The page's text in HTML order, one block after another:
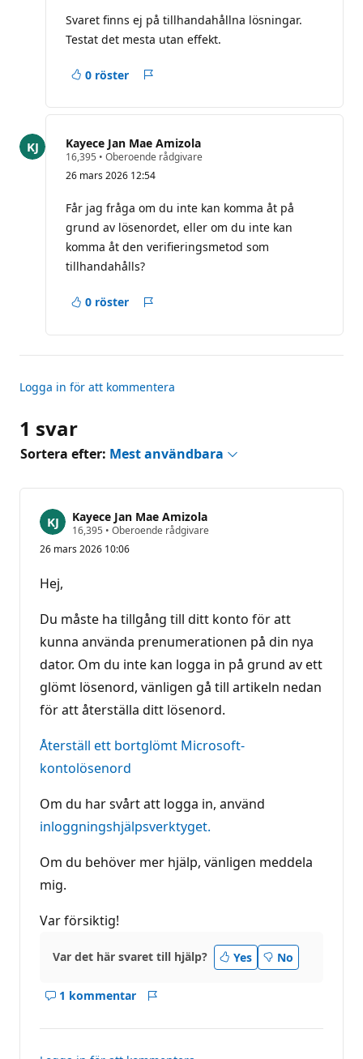
e
s
p
n
Svaret finns ej på tillhandahållna lösningar.
Testat det mesta utan effekt.
0 röster
Kayece Jan Mae Amizola
16,395 R
k
e
s
p
ä
n
• Oberoende rådgivare
26 mars 2026 12:54
Får jag fråga om du inte kan komma åt på
grund av lösenordet, eller om du inte kan
komma åt den verifieringsmetod som
tillhandahålls?
0 röster
Logga in för att kommentera
1 svar
Sortera efter: Mest användbara
Kayece Jan Mae Amizola
16,395 R
k
o
ä
n
g
• Oberoende rådgivare
26 mars 2026 10:06
Hej,
Du måste ha tillgång till ditt konto för att
kunna använda prenumerationen på din nya
dator. Om du inte kan logga in på grund av ett
glömt lösenord, vänligen gå till artikeln nedan
för att återställa ditt lösenord.
Återställ ett bortglömt Microsoft-
kontolösenord
Om du har svårt att logga in, använd
inloggningshjälpsverktyget.
Om du behöver mer hjälp, vänligen meddela
mig.
Var försiktig!
Var det här svaret till hjälp? Yes No
1 kommentar
Visa
det